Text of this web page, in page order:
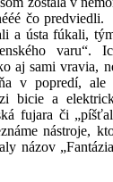
čo
a ústa fúkali,
varu“.
aj sami vravia,
v popredí, ale
bicie a
fujara či
nástroje,
názov